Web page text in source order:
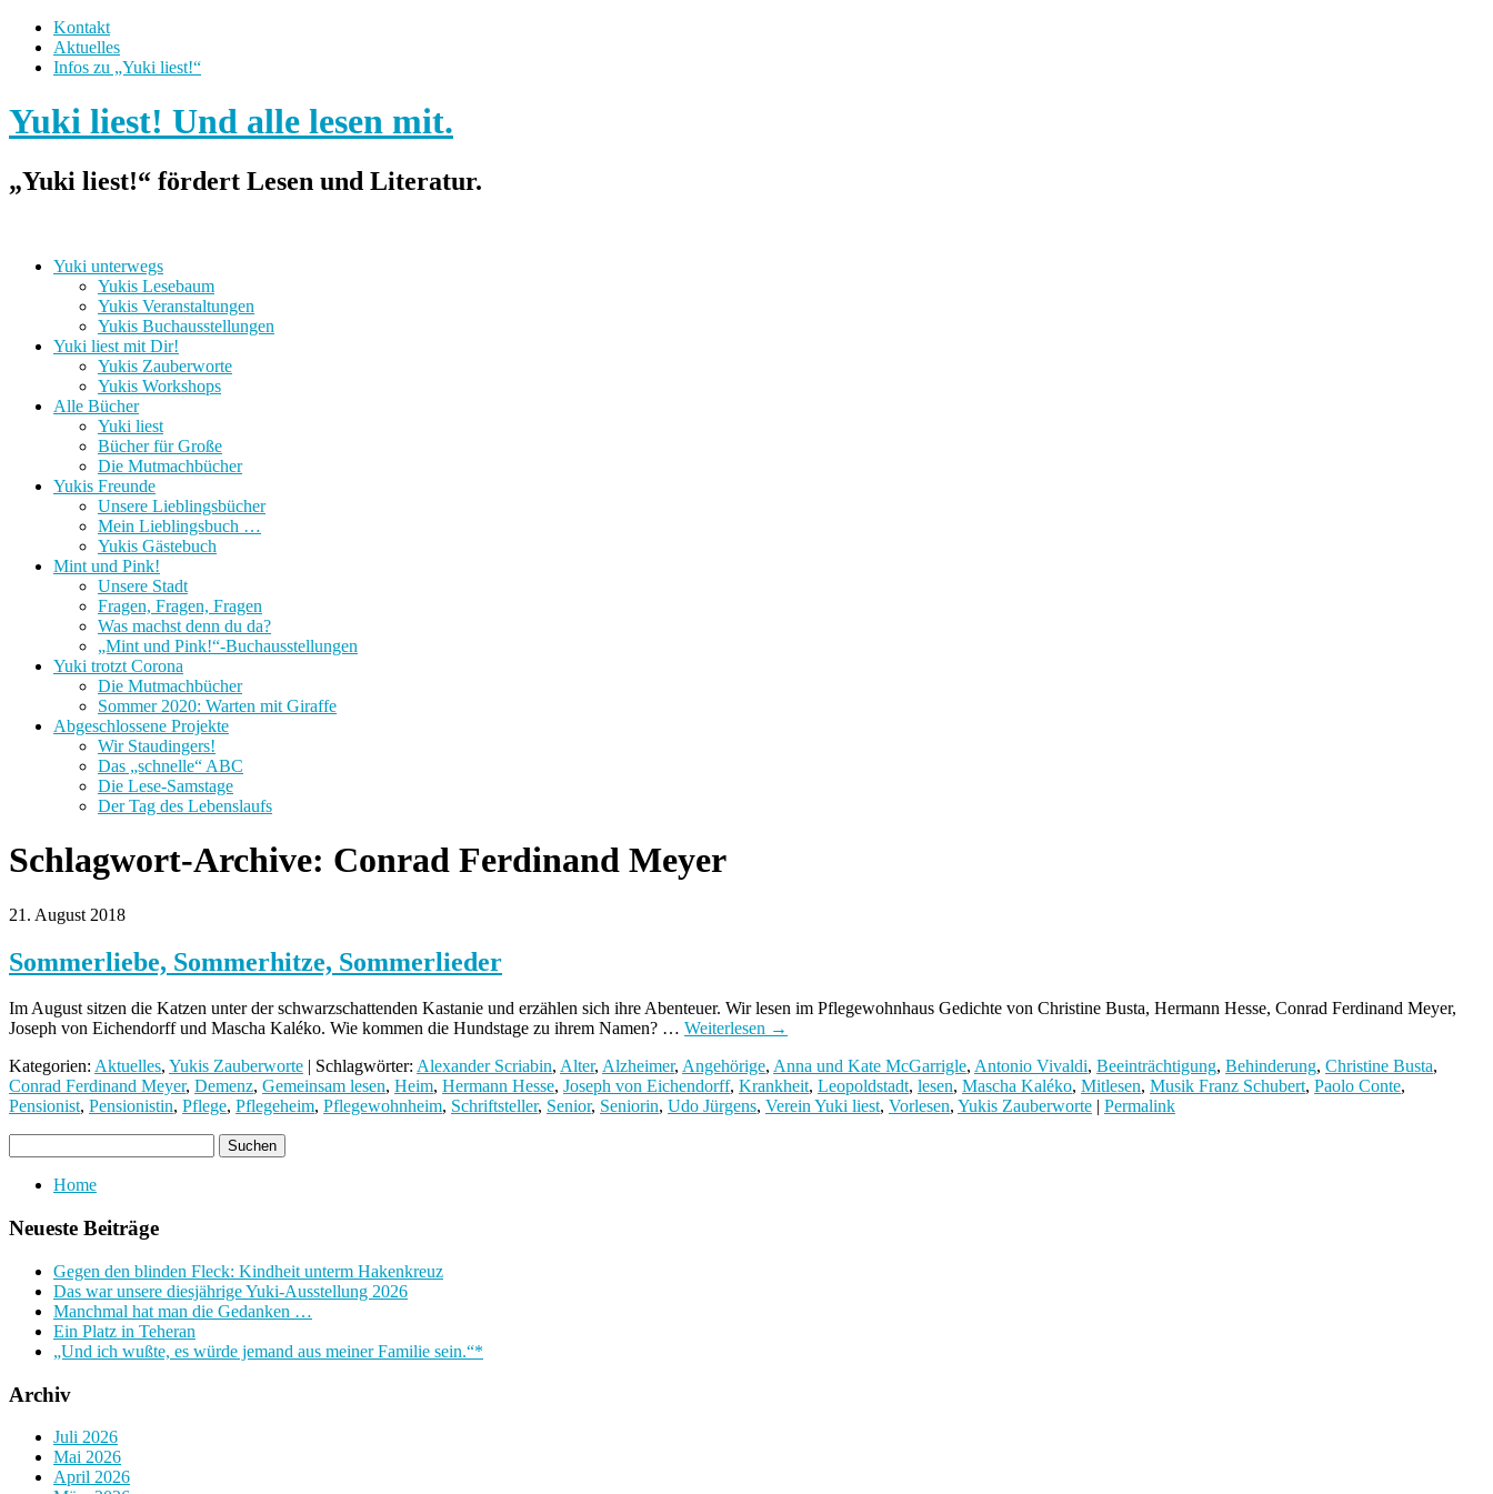
Kontakt
Aktuelles
Infos zu „Yuki liest!“
Yuki liest! Und alle lesen mit.
„Yuki liest!“ fördert Lesen und Literatur.
Yuki unterwegs
Yukis Lesebaum
Yukis Veranstaltungen
Yukis Buchausstellungen
Yuki liest mit Dir!
Yukis Zauberworte
Yukis Workshops
Alle Bücher
Yuki liest
Bücher für Große
Die Mutmachbücher
Yukis Freunde
Unsere Lieblingsbücher
Mein Lieblingsbuch …
Yukis Gästebuch
Mint und Pink!
Unsere Stadt
Fragen, Fragen, Fragen
Was machst denn du da?
„Mint und Pink!“-Buchausstellungen
Yuki trotzt Corona
Die Mutmachbücher
Sommer 2020: Warten mit Giraffe
Abgeschlossene Projekte
Wir Staudingers!
Das „schnelle“ ABC
Die Lese-Samstage
Der Tag des Lebenslaufs
Schlagwort-Archive: Conrad Ferdinand Meyer
21. August 2018
Sommerliebe, Sommerhitze, Sommerlieder
Im August sitzen die Katzen unter der schwarzschattenden Kastanie und erzählen sich ihre Abenteuer. Wir lesen im Pflegewohnhaus Gedichte von Christine Busta, Hermann Hesse, Conrad Ferdinand Meyer,
Joseph von Eichendorff und Mascha Kaléko. Wie kommen die Hundstage zu ihrem Namen? … Weiterlesen →
Kategorien: Aktuelles, Yukis Zauberworte | Schlagwörter: Alexander Scriabin, Alter, Alzheimer, Angehörige, Anna und Kate McGarrigle, Antonio Vivaldi, Beeinträchtigung, Behinderung, Christine Busta,
Conrad Ferdinand Meyer, Demenz, Gemeinsam lesen, Heim, Hermann Hesse, Joseph von Eichendorff, Krankheit, Leopoldstadt, lesen, Mascha Kaléko, Mitlesen, Musik Franz Schubert, Paolo Conte,
Pensionist, Pensionistin, Pflege, Pflegeheim, Pflegewohnheim, Schriftsteller, Senior, Seniorin, Udo Jürgens, Verein Yuki liest, Vorlesen, Yukis Zauberworte Permalink
Home
Neueste Beiträge
Gegen den blinden Fleck: Kindheit unterm Hakenkreuz
Das war unsere diesjährige Yuki-Ausstellung 2026
Manchmal hat man die Gedanken …
Ein Platz in Teheran
„Und ich wußte, es würde jemand aus meiner Familie sein.“*
Archiv
Juli 2026
Mai 2026
April 2026